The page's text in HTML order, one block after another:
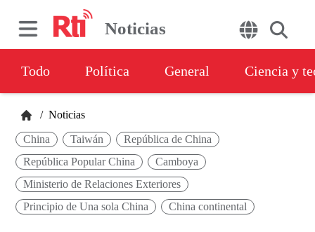
Noticias
Todo Política General Ciencia y
/ Noticias
China Taiwán
República de China
República Popular China
Camboya
Ministerio de Relaciones Exteriores
Principio de Una sola China
China continental